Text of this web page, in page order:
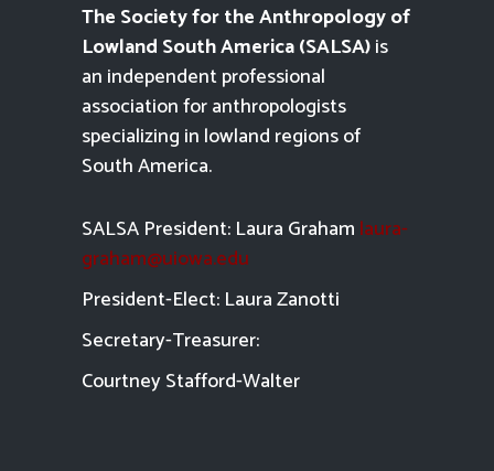
The Society for the Anthropology of
Lowland South America (SALSA)is
an independent professional
association for anthropologists
specializing in lowland regions of
South America.
SALSA President: Laura Graham laura-
graham@uiowa.edu
President-Elect: Laura Zanotti
Secretary-Treasurer:
Courtney Stafford-Walter